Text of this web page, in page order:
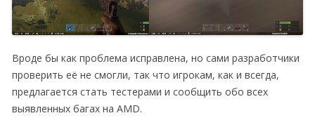
Вроде бы как проблема исправлена, но сами разработчики
проверить её не смогли, так что игрокам, как и всегда,
предлагается стать тестерами и сообщить обо всех
выявленных багах на AMD.